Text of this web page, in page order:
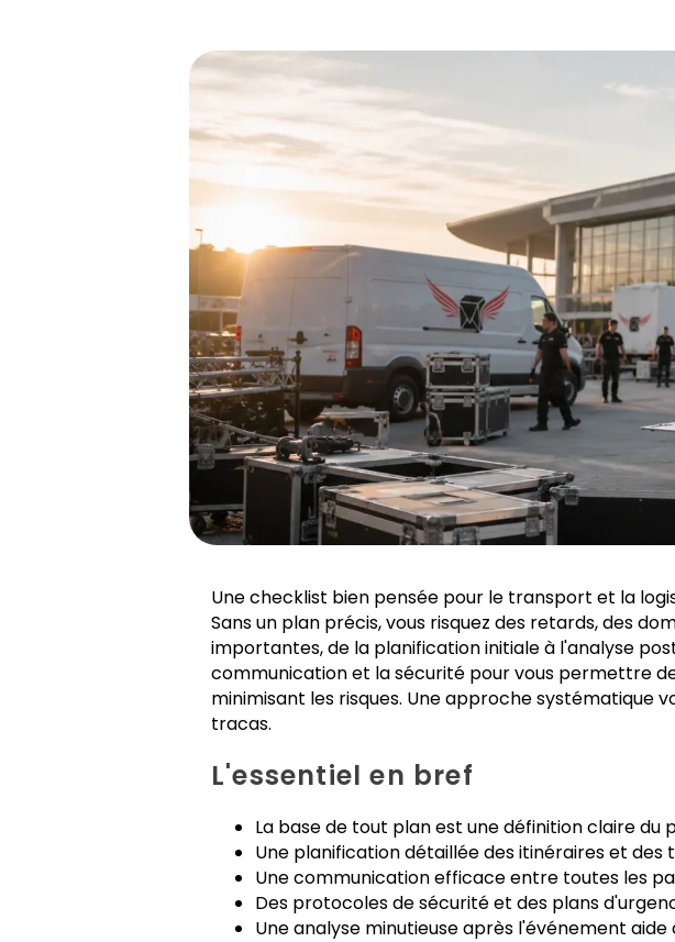
Une checklist bien pensée pour le transport et la
Sans un plan précis, vous risquez des retards, des
importantes, de la planification initiale à l'analyse
communication et la sécurité pour vous permettre
minimisant les risques. Une approche systématique
tracas.
L'essentiel en bref
La base de tout plan est une définition claire
Une planification détaillée des itinéraires et
Une communication efficace entre toutes les
Des protocoles de sécurité et des plans
Une analyse minutieuse après l'événement